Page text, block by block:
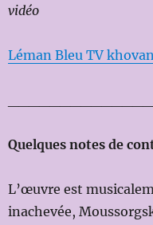
vidéo
Léman Bleu TV
Quelques notes de
L’œuvre est
inachevée,